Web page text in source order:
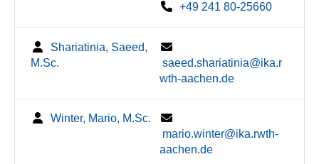
+49 241 80-25660
Shariatinia, Saeed,
M.Sc.
saeed.shariatinia@ika.r
wth-aachen.de
Winter, Mario, M.Sc.
mario.winter@ika.rwth-
aachen.de